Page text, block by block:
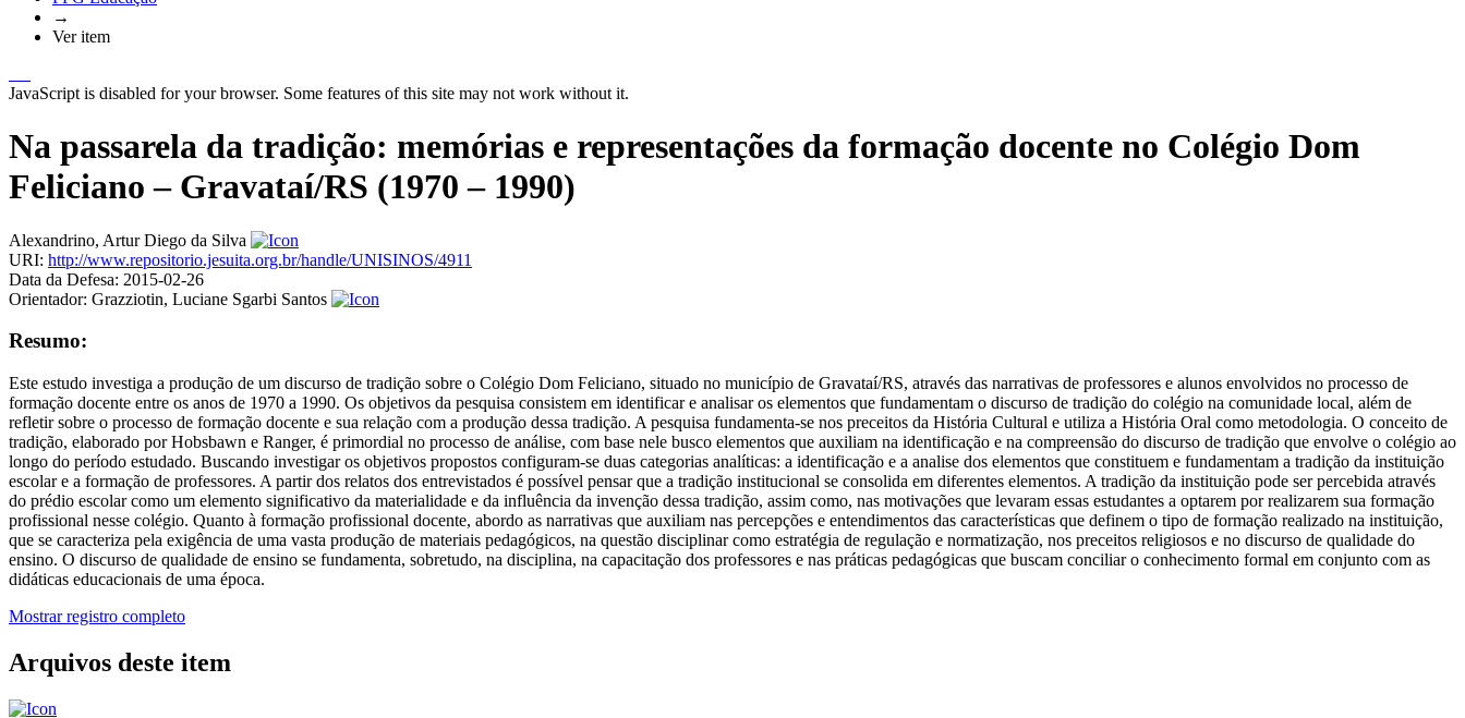
→
Ver item
JavaScript is disabled for your browser. Some features of this site may not work without it.
Na passarela da tradição: memórias e representações da formação docente no Colégio Dom
Feliciano – Gravataí/RS (1970 – 1990)
Alexandrino, Artur Diego da Silva
URI: http://www.repositorio.jesuita.org.br/handle/UNISINOS/4911
Data da Defesa: 2015-02-26
Orientador: Grazziotin, Luciane Sgarbi Santos
Resumo:
Este estudo investiga a produção de um discurso de tradição sobre o Colégio Dom Feliciano, situado no município de Gravataí/RS, através das narrativas de professores e alunos envolvidos no processo de
formação docente entre os anos de 1970 a 1990. Os objetivos da pesquisa consistem em identificar e analisar os elementos que fundamentam o discurso de tradição do colégio na comunidade local, além de
refletir sobre o processo de formação docente e sua relação com a produção dessa tradição. A pesquisa fundamenta-se nos preceitos da História Cultural e utiliza a História Oral como metodologia. O conceito de
tradição, elaborado por Hobsbawn e Ranger, é primordial no processo de análise, com base nele busco elementos que auxiliam na identificação e na compreensão do discurso de tradição que envolve o colégio ao
longo do período estudado. Buscando investigar os objetivos propostos configuram-se duas categorias analíticas: a identificação e a analise dos elementos que constituem e fundamentam a tradição da instituição
escolar e a formação de professores. A partir dos relatos dos entrevistados é possível pensar que a tradição institucional se consolida em diferentes elementos. A tradição da instituição pode ser percebida através
do prédio escolar como um elemento significativo da materialidade e da influência da invenção dessa tradição, assim como, nas motivações que levaram essas estudantes a optarem por realizarem sua formação
profissional nesse colégio. Quanto à formação profissional docente, abordo as narrativas que auxiliam nas percepções e entendimentos das características que definem o tipo de formação realizado na instituição,
que se caracteriza pela exigência de uma vasta produção de materiais pedagógicos, na questão disciplinar como estratégia de regulação e normatização, nos preceitos religiosos e no discurso de qualidade do
ensino. O discurso de qualidade de ensino se fundamenta, sobretudo, na disciplina, na capacitação dos professores e nas práticas pedagógicas que buscam conciliar o conhecimento formal em conjunto com as
didáticas educacionais de uma época.
Mostrar registro completo
Arquivos deste item